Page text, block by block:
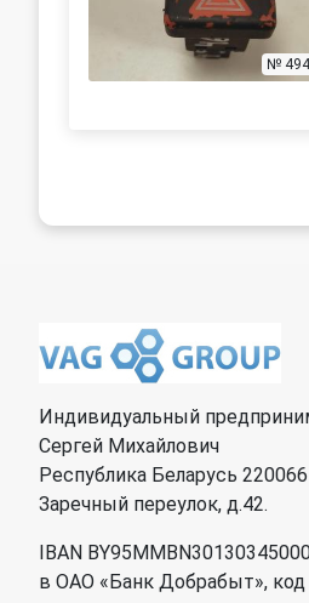
№
Индивидуальный
Сергей Михайлович
Республика Беларусь
Заречный переулок, д.42.
IBAN
в ОАО «Банк Добрабыт», код